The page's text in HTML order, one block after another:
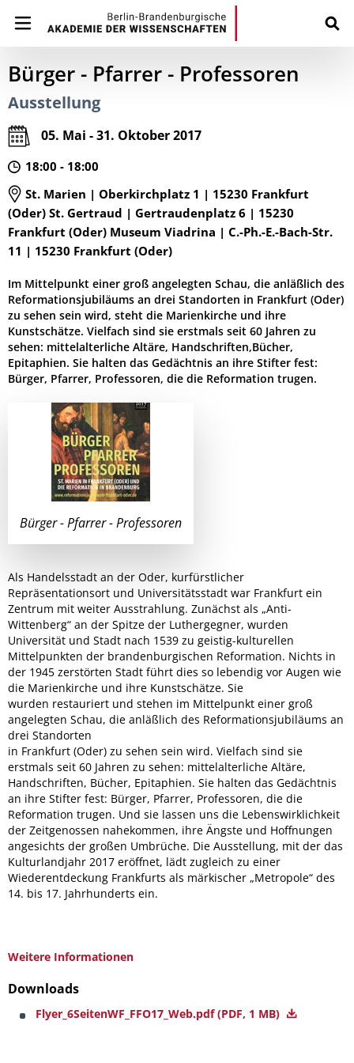
Bürger - Pfarrer - Professoren
Ausstellung
05. Mai - 31. Oktober 2017
18:00 - 18:00
St. Marien | Oberkirchplatz 1 | 15230 Frankfurt
(Oder) St. Gertraud | Gertraudenplatz 6 | 15230
Frankfurt (Oder) Museum Viadrina | C.-Ph.-E.-Bach-Str.
11 | 15230 Frankfurt (Oder)
Im Mittelpunkt einer groß angelegten Schau, die anläßlich des
Reformationsjubiläums an drei Standorten in Frankfurt (Oder)
zu sehen sein wird, steht die Marienkirche und ihre
Kunstschätze. Vielfach sind sie erstmals seit 60 Jahren zu
sehen: mittelalterliche Altäre, Handschriften,Bücher,
Epitaphien. Sie halten das Gedächtnis an ihre Stifter fest:
Bürger, Pfarrer, Professoren, die die Reformation trugen.
Bürger - Pfarrer - Professoren
Als Handelsstadt an der Oder, kurfürstlicher
Repräsentationsort und Universitätsstadt war Frankfurt ein
Zentrum mit weiter Ausstrahlung. Zunächst als „Anti-
Wittenberg“ an der Spitze der Luthergegner, wurden
Universität und Stadt nach 1539 zu geistig-kulturellen
Mittelpunkten der brandenburgischen Reformation. Nichts in
der 1945 zerstörten Stadt führt dies so lebendig vor Augen wie
die Marienkirche und ihre Kunstschätze. Sie
wurden restauriert und stehen im Mittelpunkt einer groß
angelegten Schau, die anläßlich des Reformationsjubiläums an
drei Standorten
in Frankfurt (Oder) zu sehen sein wird. Vielfach sind sie
erstmals seit 60 Jahren zu sehen: mittelalterliche Altäre,
Handschriften, Bücher, Epitaphien. Sie halten das Gedächtnis
an ihre Stifter fest: Bürger, Pfarrer, Professoren, die die
Reformation trugen. Und sie lassen uns die Lebenswirklichkeit
der Zeitgenossen nahekommen, ihre Ängste und Hoffnungen
angesichts der großen Umbrüche. Die Ausstellung, mit der das
Kulturlandjahr 2017 eröffnet, lädt zugleich zu einer
Wiederentdeckung Frankfurts als märkischer „Metropole“ des
14. bis 17. Jahrhunderts ein.
Weitere Informationen
Downloads
Flyer_6SeitenWF_FFO17_Web.pdf(PDF, 1 MB)